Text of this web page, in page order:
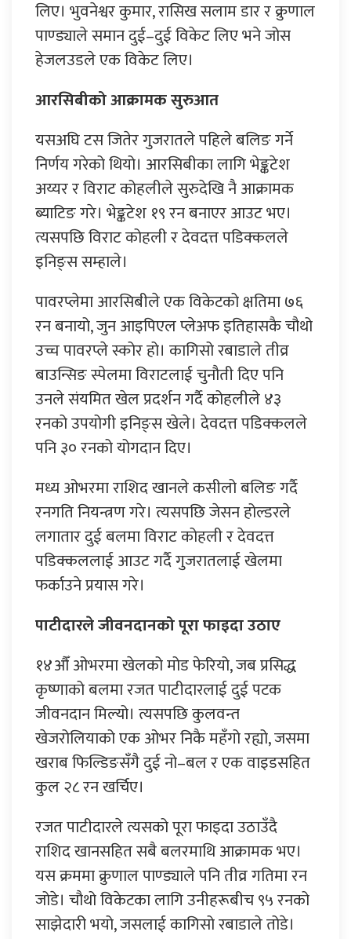
लिए। भुवनेश्वर कुमार, रासिख सलाम डार र क्रुणाल
पाण्ड्याले समान दुई–दुई विकेट लिए भने जोस
हेजलउडले एक विकेट लिए।
आरसिबीको आक्रामक सुरुआत
यसअघि टस जितेर गुजरातले पहिले बलिङ गर्ने
निर्णय गरेको थियो। आरसिबीका लागि भेङ्कटेश
अय्यर र विराट कोहलीले सुरुदेखि नै आक्रामक
ब्याटिङ गरे। भेङ्कटेश १९ रन बनाएर आउट भए।
त्यसपछि विराट कोहली र देवदत्त पडिक्कलले
इनिङ्स सम्हाले।
पावरप्लेमा आरसिबीले एक विकेटको क्षतिमा ७६
रन बनायो, जुन आइपिएल प्लेअफ इतिहासकै चौथो
उच्च पावरप्ले स्कोर हो। कागिसो रबाडाले तीव्र
बाउन्सिङ स्पेलमा विराटलाई चुनौती दिए पनि
उनले संयमित खेल प्रदर्शन गर्दै कोहलीले ४३
रनको उपयोगी इनिङ्स खेले। देवदत्त पडिक्कलले
पनि ३० रनको योगदान दिए।
मध्य ओभरमा राशिद खानले कसीलो बलिङ गर्दै
रनगति नियन्त्रण गरे। त्यसपछि जेसन होल्डरले
लगातार दुई बलमा विराट कोहली र देवदत्त
पडिक्कललाई आउट गर्दै गुजरातलाई खेलमा
फर्काउने प्रयास गरे।
पाटीदारले जीवनदानको पूरा फाइदा उठाए
१४औँ ओभरमा खेलको मोड फेरियो, जब प्रसिद्ध
कृष्णाको बलमा रजत पाटीदारलाई दुई पटक
जीवनदान मिल्यो। त्यसपछि कुलवन्त
खेजरोलियाको एक ओभर निकै महँगो रह्यो, जसमा
खराब फिल्डिङसँगै दुई नो–बल र एक वाइडसहित
कुल २८ रन खर्चिए।
रजत पाटीदारले त्यसको पूरा फाइदा उठाउँदै
राशिद खानसहित सबै बलरमाथि आक्रामक भए।
यस क्रममा क्रुणाल पाण्ड्याले पनि तीव्र गतिमा रन
जोडे। चौथो विकेटका लागि उनीहरूबीच ९५ रनको
साझेदारी भयो, जसलाई कागिसो रबाडाले तोडे।